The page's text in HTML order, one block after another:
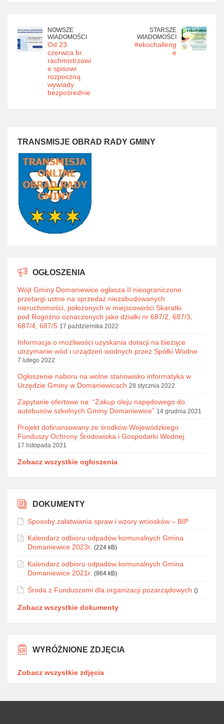
NOWSZE
WIADOMOŚCI
Od 23
czerwca br.
rachmistrzowi
e spisowi
rozpoczną
wywiady
bezpośrednie
STARSZE
WIADOMOŚCI
#ekochalleng
e
TRANSMISJE OBRAD RADY GMINY
OGŁOSZENIA
Wójt Gminy Domaniewice ogłasza II nieograniczone
przetargi ustne na sprzedaż niezabudowanych
nieruchomości, położonych w miejscowości Skaratki
pod Rogóźno oznaczonych jako działki nr 687/2, 687/3,
687/4, 687/5 17 października 2022
Informacja o możliwości uzyskania dotacji na bieżące
utrzymanie wód i urządzeń wodnych przez Spółki Wodne
7 lutego 2022
Ogłoszenie naboru na wolne stanowisko informatyka w
Urzędzie Gminy w Domaniewicach 28 stycznia 2022
Zapytanie ofertowe na: “Zakup oleju napędowego do
autobusów szkolnych Gminy Domaniewice” 14 grudnia 2021
Projekt dofinansowany ze środków Wojewódzkiego
Funduszy Ochrony Środowiska i Gospodarki Wodnej.
17 listopada 2021
Zobacz wszystkie ogłoszenia
DOKUMENTY
Sposoby załatwiania spraw i wzory wniosków – BIP
Kalendarz odbioru odpadów komunalnych Gmina
Domaniewice 2023r. (224 kB)
Kalendarz odbioru odpadów komunalnych Gmina
Domaniewice 2021r. (864 kB)
Środa z Funduszami dla organizacji pozarządowych ()
Zobacz wszystkie dokumenty
WYRÓŻNIONE ZDJĘCIA
Zobacz wszystkie zdjęcia